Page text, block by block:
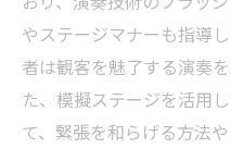
やステージマナーも指導
者は観客を魅了する演奏
た、模擬ステージを活用
て、緊張を和らげる方法